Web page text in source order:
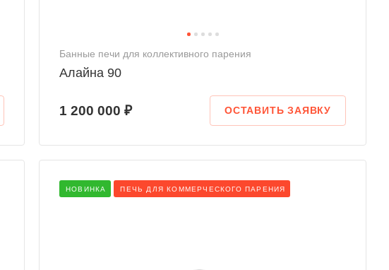
Банные печи для коллективного парения
Алайна 90
1 200 000 ₽ ОСТАВИТЬ ЗАЯВКУ
НОВИНКА ПЕЧЬ ДЛЯ КОММЕРЧЕСКОГО ПАРЕНИЯ